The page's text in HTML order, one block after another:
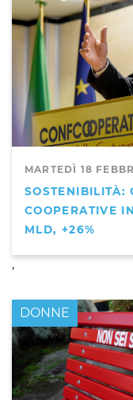
MARTEDÌ 18
SOSTENIBILITÀ:
COOPERATIVE
MLD, +26%
,
DONNE